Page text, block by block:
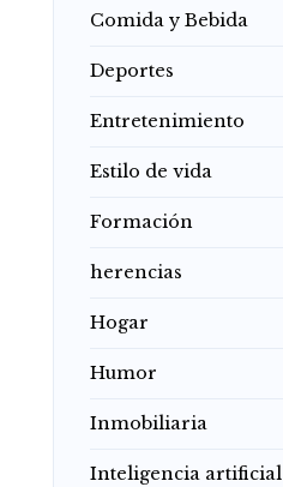
Comida y Bebida
Deportes
Entretenimiento
Estilo de vida
Formación
herencias
Hogar
Humor
Inmobiliaria
Inteligencia artificial